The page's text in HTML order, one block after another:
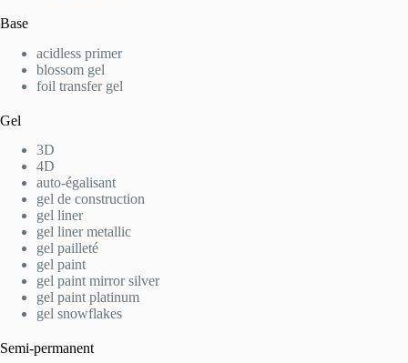
Base
acidless primer
blossom gel
foil transfer gel
Gel
3D
4D
auto-égalisant
gel de construction
gel liner
gel liner metallic
gel pailleté
gel paint
gel paint mirror silver
gel paint platinum
gel snowflakes
Semi-permanent